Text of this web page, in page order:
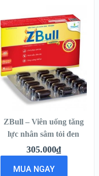
QUICK LOOK
VIEW
DETAILS
THÊM VÀO
GIỎ HÀNG
ZBull – Viên uống tăng
lực nhân sâm tỏi đen
305.000₫
MUA NGAY